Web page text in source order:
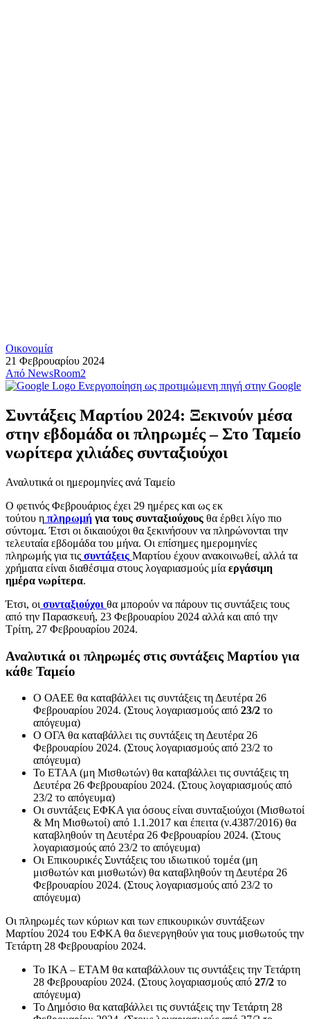
Οικονομία
21 Φεβρουαρίου 2024
Από NewsRoom2
Ενεργοποίηση ως προτιμώμενη πηγή στην Google
Συντάξεις Μαρτίου 2024: Ξεκινούν μέσα
στην εβδομάδα οι πληρωμές – Στο Ταμείο
νωρίτερα χιλιάδες συνταξιούχοι
Αναλυτικά οι ημερομηνίες ανά Ταμείο
Ο φετινός Φεβρουάριος έχει 29 ημέρες και ως εκ
τούτου η πληρωμή για τους συνταξιούχους θα έρθει λίγο πιο
σύντομα. Έτσι οι δικαιούχοι θα ξεκινήσουν να πληρώνονται την
τελευταία εβδομάδα του μήνα. Οι επίσημες ημερομηνίες
πληρωμής για τις συντάξεις Μαρτίου έχουν ανακοινωθεί, αλλά τα
χρήματα είναι διαθέσιμα στους λογαριασμούς μία εργάσιμη
ημέρα νωρίτερα.
Έτσι, οι συνταξιούχοι θα μπορούν να πάρουν τις συντάξεις τους
από την Παρασκευή, 23 Φεβρουαρίου 2024 αλλά και από την
Τρίτη, 27 Φεβρουαρίου 2024.
Αναλυτικά οι πληρωμές στις συντάξεις Μαρτίου για
κάθε Ταμείο
Ο ΟΑΕΕ θα καταβάλλει τις συντάξεις τη Δευτέρα 26
Φεβρουαρίου 2024. (Στους λογαριασμούς από 23/2 το
απόγευμα)
Ο ΟΓΑ θα καταβάλλει τις συντάξεις τη Δευτέρα 26
Φεβρουαρίου 2024. (Στους λογαριασμούς από 23/2 το
απόγευμα)
Το ΕΤΑΑ (μη Μισθωτών) θα καταβάλλει τις συντάξεις τη
Δευτέρα 26 Φεβρουαρίου 2024. (Στους λογαριασμούς από
23/2 το απόγευμα)
Οι συντάξεις ΕΦΚΑ για όσους είναι συνταξιούχοι (Μισθωτοί
& Μη Μισθωτοί) από 1.1.2017 και έπειτα (ν.4387/2016) θα
καταβληθούν τη Δευτέρα 26 Φεβρουαρίου 2024. (Στους
λογαριασμούς από 23/2 το απόγευμα)
Οι Επικουρικές Συντάξεις του ιδιωτικού τομέα (μη
μισθωτών και μισθωτών) θα καταβληθούν τη Δευτέρα 26
Φεβρουαρίου 2024. (Στους λογαριασμούς από 23/2 το
απόγευμα)
Οι πληρωμές των κύριων και των επικουρικών συντάξεων
Μαρτίου 2024 του ΕΦΚΑ θα διενεργηθούν για τους μισθωτούς την
Τετάρτη 28 Φεβρουαρίου 2024.
Το ΙΚΑ – ΕΤΑΜ θα καταβάλλουν τις συντάξεις την Τετάρτη
28 Φεβρουαρίου 2024. (Στους λογαριασμούς από 27/2 το
απόγευμα)
Το Δημόσιο θα καταβάλλει τις συντάξεις την Τετάρτη 28